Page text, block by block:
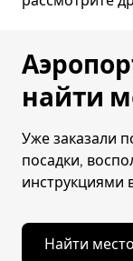
найти
Уже заказали
посадки,
инструкциями
Найти